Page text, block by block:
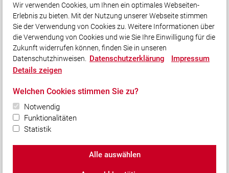
Atemschutzgerätebegleitkarte - 41,9 KB - PDF
Quicklinks
Shop
© 2026 Kreisfeuerwehrverband Würzburg e.V.
Wir verwenden Cookies, um Ihnen ein optimales Webseiten-
Erlebnis zu bieten. Mit der Nutzung unserer Webseite stimmen
Sie der Verwendung von Cookies zu. Weitere Informationen über
die Verwendung von Cookies und wie Sie Ihre Einwilligung für die
Zukunft widerrufen können, finden Sie in unseren
Datenschutzhinweisen. Datenschutzerklärung
Impressum
Details zeigen
Welchen Cookies stimmen Sie zu?
Notwendig
Funktionalitäten
Statistik
Alle auswählen